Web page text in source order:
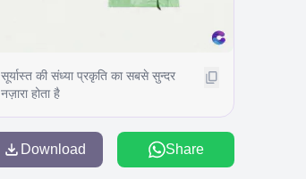
सूर्यास्त की संध्या प्रकृति का सबसे सुन्दर
नज़ारा होता है
Download Share